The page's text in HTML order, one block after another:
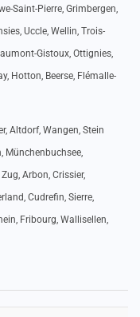
Saint-Pierre, Grimbergen,
Uccle, Wellin, Trois-
Gistoux, Ottignies,
Hotton, Beerse, Flémalle-
Altdorf, Wangen, Stein
Münchenbuchsee,
Arbon, Crissier,
Cudrefin, Sierre,
Fribourg, Wallisellen,